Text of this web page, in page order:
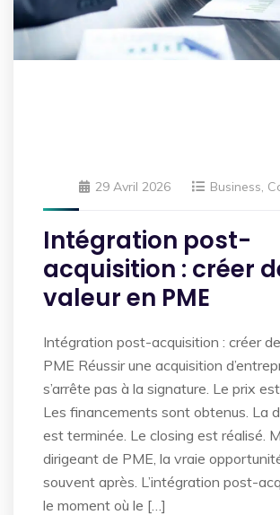
29 Avril 2026 Business,
Intégration post-
acquisition : créer
valeur en PME
Intégration post-acquisition : créer
PME Réussir une acquisition
s’arrête pas à la signature. Le prix
Les financements sont obtenus. La
est terminée. Le closing est réalisé.
dirigeant de PME, la vraie
souvent après. L’intégration post-
le moment où le […]